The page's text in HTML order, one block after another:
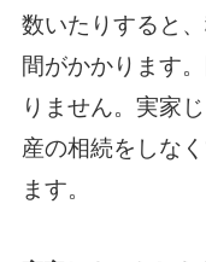
数いたりすると
間がかかります
りません。実家
産の相続をしな
ます。